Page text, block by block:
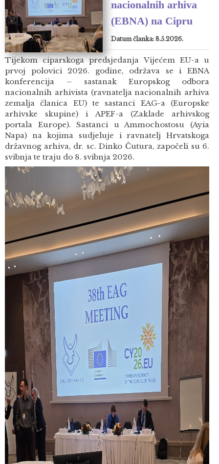
nacionalnih arhiva
(EBNA) na Cipru
Datum članka: 8.5.2026.
Tijekom ciparskoga predsjedanja Vijećem EU-a u
prvoj polovici 2026. godine, održava se i EBNA
konferencija – sastanak Europskog odbora
nacionalnih arhivista (ravnatelja nacionalnih arhiva
zemalja članica EU) te sastanci EAG-a (Europske
arhivske skupine) i APEF-a (Zaklade arhivskog
portala Europe). Sastanci u Ammochostosu (Ayia
Napa) na kojima sudjeluje i ravnatelj Hrvatskoga
državnog arhiva, dr. sc. Dinko Čutura, započeli su 6.
svibnja te traju do 8. svibnja 2026.